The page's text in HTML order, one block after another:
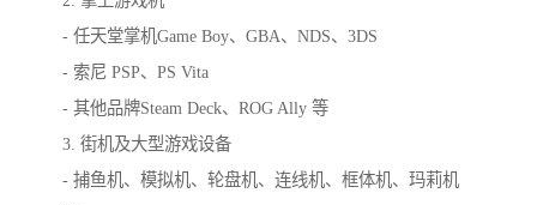
- 任天堂掌机Game Boy、GBA、NDS、3DS
- 索尼 PSP、PS Vita
- 其他品牌Steam Deck、ROG Ally 等
3. 街机及大型游戏设备
- 捕鱼机、模拟机、轮盘机、连线机、框体机、玛莉机